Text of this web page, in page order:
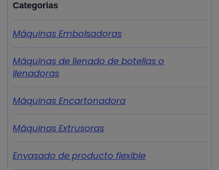
Categorias
Máquinas Embolsadoras
Máquinas de llenado de botellas o
llenadoras
Máquinas Encartonadora
Máquinas Extrusoras
Envasado de producto flexible